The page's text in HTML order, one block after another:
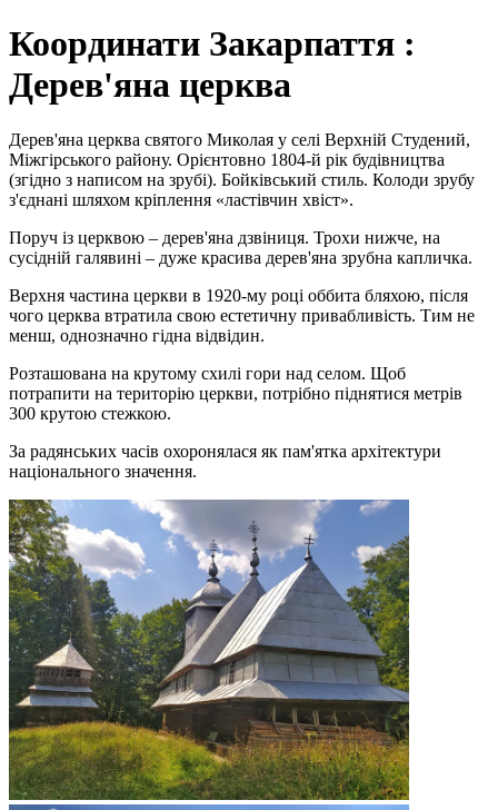
Координати Закарпаття :
Дерев'яна церква
Дерев'яна церква святого Миколая у селі Верхній Студений,
Міжгірського району. Орієнтовно 1804-й рік будівництва
(згідно з написом на зрубі). Бойківський стиль. Колоди зрубу
з'єднані шляхом кріплення «ластівчин хвіст».
Поруч із церквою – дерев'яна дзвіниця. Трохи нижче, на
сусідній галявині – дуже красива дерев'яна зрубна капличка.
Верхня частина церкви в 1920-му році оббита бляхою, після
чого церква втратила свою естетичну привабливість. Тим не
менш, однозначно гідна відвідин.
Розташована на крутому схилі гори над селом. Щоб
потрапити на територію церкви, потрібно піднятися метрів
300 крутою стежкою.
За радянських часів охоронялася як пам'ятка архітектури
національного значення.